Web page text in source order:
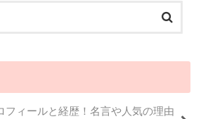
フィールと経歴！名言や人気の理由